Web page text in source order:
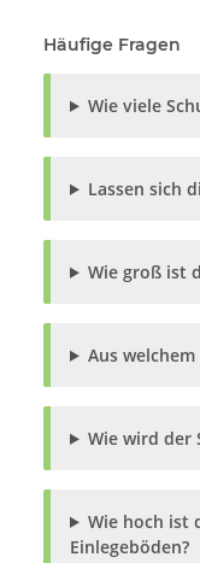
Häufige Fragen
Wie viele
Lassen sich
Wie groß ist
Aus
Wie wird der
Wie hoch ist
Einlegeböden?